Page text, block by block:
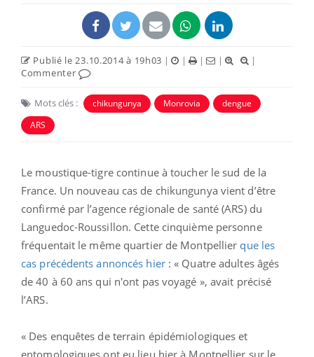
Publié le 23.10.2014 à 19h03 | | | |
|
Commenter
Mots clés : chikungunya Monrovia
dengue
ARS
Le moustique-tigre continue à toucher le sud de la
France. Un nouveau cas de chikungunya vient d’être
confirmé par l’agence régionale de santé (ARS) du
Languedoc-Roussillon. Cette cinquième personne
fréquentait le même quartier de Montpellier que les
cas précédents annoncés hier: « Quatre adultes âgés
de 40 à 60 ans qui n'ont pas voyagé », avait précisé
l’ARS.
« Des enquêtes de terrain épidémiologiques et